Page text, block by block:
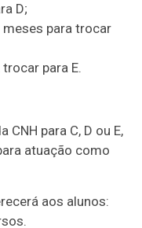
D;
meses para trocar
para E.
para C, D ou E,
atuação como
aos alunos: